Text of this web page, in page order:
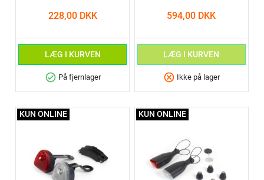
228,00 DKK
LÆG I KURVEN
check_circle På fjernlager
594,00 DKK
LÆG I KURVEN
cancel Ikke på lager
KUN ONLINE KUN ONLINE